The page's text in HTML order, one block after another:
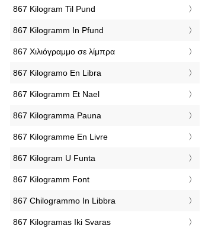
‎867 Kilogram Til Pund
‎867 Kilogramm In Pfund
‎867 Χιλιόγραμμο σε λίμπρα
‎867 Kilogramo En Libra
‎867 Kilogramm Et Nael
‎867 Kilogramma Pauna
‎867 Kilogramme En Livre
‎867 Kilogram U Funta
‎867 Kilogramm Font
‎867 Chilogrammo In Libbra
‎867 Kilogramas Iki Svaras